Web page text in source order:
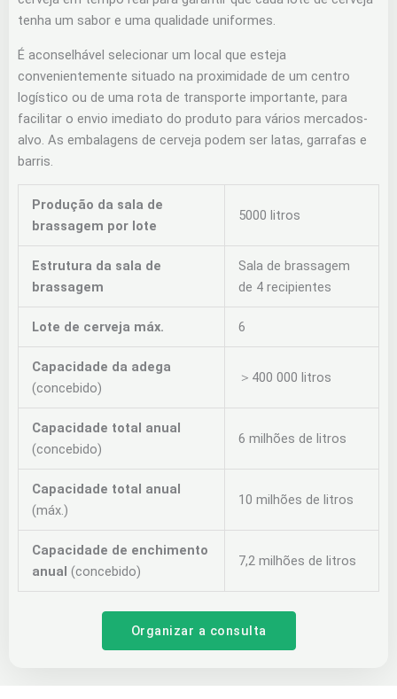
tenha um sabor e uma qualidade uniformes.
É aconselhável selecionar um local que esteja
convenientemente situado na proximidade de um centro
logístico ou de uma rota de transporte importante, para
facilitar o envio imediato do produto para vários mercados-
alvo. As embalagens de cerveja podem ser latas, garrafas e
barris.
Produção da sala de
brassagem por lote
5000 litros
Estrutura da sala de
brassagem
Sala de brassagem
de 4 recipientes
Lote de cerveja máx. 6
Capacidade da adega
(concebido)
＞400 000 litros
Capacidade total anual
(concebido)
6 milhões de litros
Capacidade total anual
(máx.)
10 milhões de litros
Capacidade de enchimento
anual (concebido)
7,2 milhões de litros
Organizar a consulta